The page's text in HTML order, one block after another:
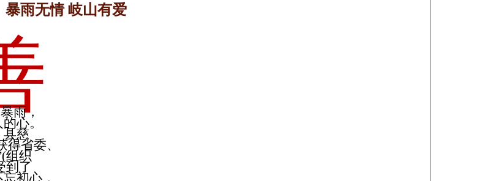
暴雨无情 岐山有爱
雨，
心。
县慈
省委、
组织
到了
初心，